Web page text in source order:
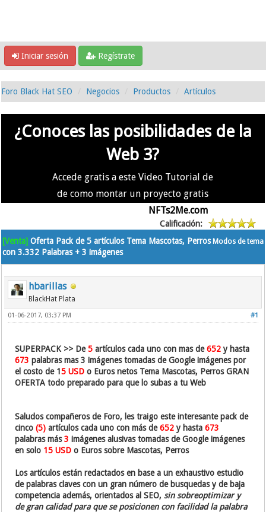
Iniciar sesión Regístrate
Foro Black Hat SEO Negocios Productos Artículos
¿Conoces las posibilidades de la
Web 3?
Accede gratis a este Video Tutorial de
de como montar un proyecto gratis
NFTs2Me.com
Calificación:
Modos de tema
[Venta] Oferta Pack de 5 artículos Tema Mascotas, Perros
con 3.332 Palabras + 3 imágenes
hbarillas
BlackHat Plata
#1
01-06-2017, 03:37 PM
SUPERPACK >> De5 artículos cada uno con mas de652 y hasta
673 palabras mas 3 imágenes tomadas de Google imágenes por
el costo de 15 USD o Euros netos Tema Mascotas, Perros GRAN
OFERTA todo preparado para que lo subas a tu Web
Saludos compañeros de Foro, les traigo este interesante pack de
cinco(5)artículos cada uno con más de652y hasta673
palabras más3 imágenes alusivas tomadas de Google imágenes
en solo 15 USD o Euros sobre Mascotas, Perros
Los artículos están redactados en base a un exhaustivo estudio
de palabras claves con un gran número de busquedas y de baja
competencia además, orientados al SEO, sin sobreoptimizar y
de gran calidad para que se posicionen con facilidad la palabra